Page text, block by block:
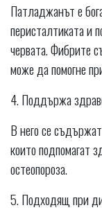
Патладжанът е
перисталтиката и
червата. Фибрите
може да помогне
4. Поддържа
В него се
които подпомагат
остеопороза.
5. Подходящ при